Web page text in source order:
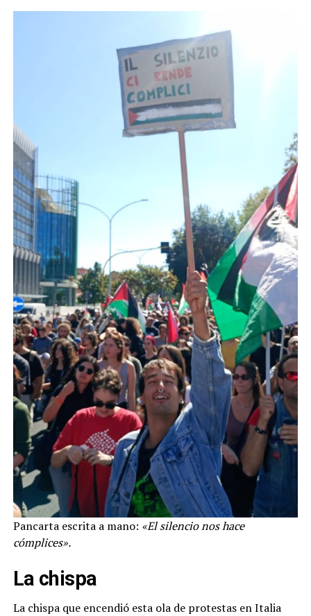
Pancarta escrita a mano: «El silencio nos hace
cómplices».
La chispa
La chispa que encendió esta ola de protestas en Italia